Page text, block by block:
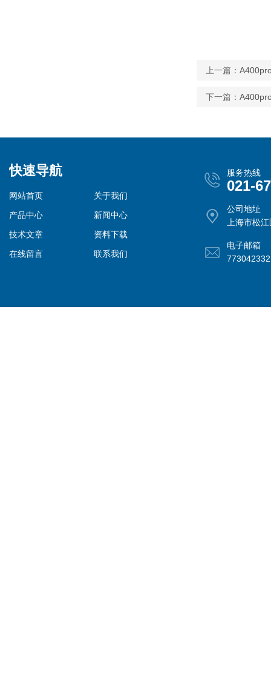
上一篇：
下一篇：
快速导航
网站首页
关于我们
产品中心
新闻中心
技术文章
资料下载
在线留言
联系我们
服务热线
021-
公司地址
上海市松
电子邮箱